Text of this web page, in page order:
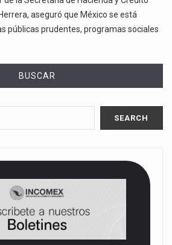
aseguró que México se está
públicas prudentes, programas sociales
BUSCAR